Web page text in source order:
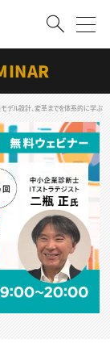
登録
デル設計、変革までを体系的に学ぶ